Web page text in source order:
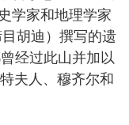
学家和地理学家
目胡迪）撰写的遗
经过此山并加以
夫人、穆齐尔和